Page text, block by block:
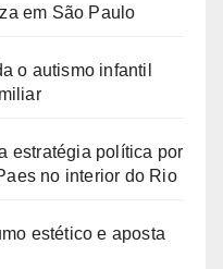
em São Paulo
o autismo infantil
estratégia política por
no interior do Rio
estético e aposta